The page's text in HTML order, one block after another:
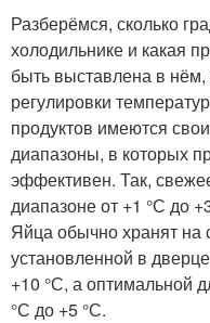
Разберёмся, сколько
холодильнике и какая
быть выставлена в
регулировки
продуктов имеются
диапазоны, в которых
эффективен. Так,
диапазоне от +1 °С до
Яйца обычно хранят на
установленной в
+10 °С, а оптимальной
°С до +5 °С.